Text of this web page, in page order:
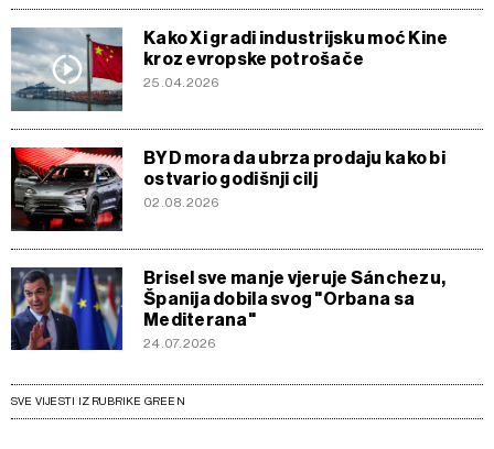
Kako Xi gradi industrijsku moć Kine
kroz evropske potrošače
25.04.2026
BYD mora da ubrza prodaju kako bi
ostvario godišnji cilj
02.08.2026
Brisel sve manje vjeruje Sánchezu,
Španija dobila svog "Orbana sa
Mediterana"
24.07.2026
SVE VIJESTI IZ RUBRIKE GREEN